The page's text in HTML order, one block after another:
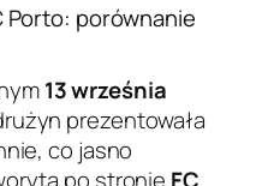
Porto: porównanie
13 września
prezentowała
co jasno